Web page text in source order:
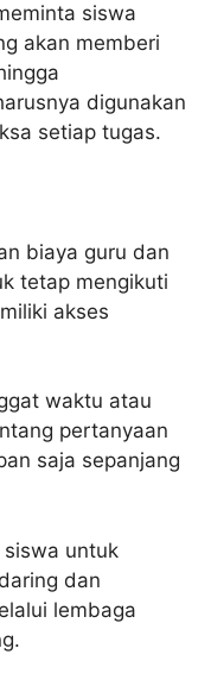
siswa
akan memberi
digunakan
setiap tugas.
biaya guru dan
tetap mengikuti
akses
waktu atau
pertanyaan
saja sepanjang
siswa untuk
dan
lembaga